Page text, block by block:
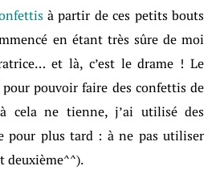
à partir de ces petits bouts
en étant très sûre de moi
et là, c’est le drame ! Le
pouvoir faire des confettis de
cela ne tienne, j’ai utilisé des
pour plus tard : à ne pas utiliser
deuxième^^).